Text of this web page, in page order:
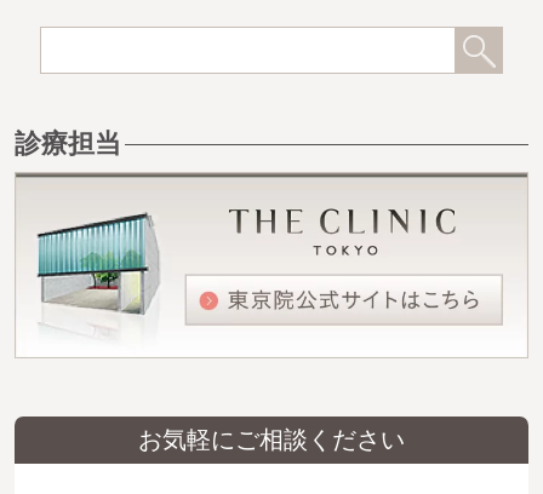
診療担当
お気軽にご相談ください